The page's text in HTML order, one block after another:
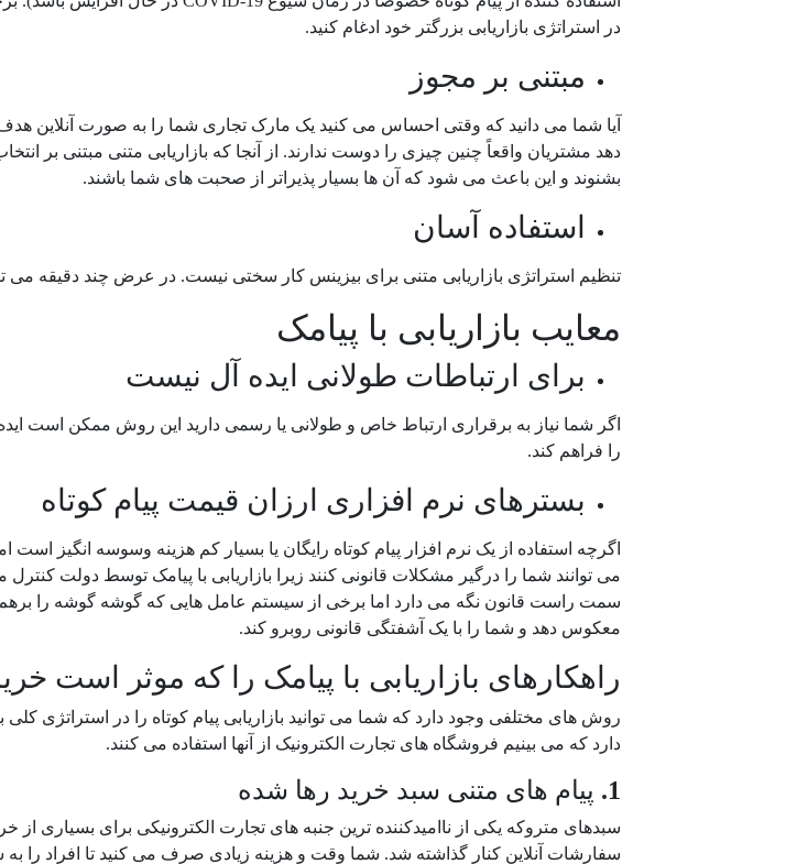
در استراتژی بازاریابی بزرگتر خود ادغام کنید.
مبتنی بر مجوز
آیا شما می دانید که وقتی احساس می کنید یک مارک تجاری شما را به صورت
دهد مشتریان واقعاً چنین چیزی را دوست ندارند. از آنجا که بازاریابی متنی مبتنی بر
بشنوند و این باعث می شود که آن ها بسیار پذیراتر از صحبت های شما باشند.
استفاده آسان
تنظیم استراتژی بازاریابی متنی برای بیزینس کار سختی نیست. در عرض چند دقیقه می
معایب بازاریابی با پیامک
برای ارتباطات طولانی ایده آل نیست
اگر شما نیاز به برقراری ارتباط خاص و طولانی یا رسمی دارید این روش ممکن است
را فراهم کند.
بسترهای نرم افزاری ارزان قیمت پیام کوتاه
اگرچه استفاده از یک نرم افزار پیام کوتاه رایگان یا بسیار کم هزینه وسوسه انگیز
می توانند شما را درگیر مشکلات قانونی کنند زیرا بازاریابی با پیامک توسط دولت
سمت راست قانون نگه می دارد اما برخی از سیستم عامل هایی که گوشه گوشه را برهم
معکوس دهد و شما را با یک آشفتگی قانونی روبرو کند.
راهکارهای بازاریابی با پیامک را که موثر است
روش های مختلفی وجود دارد که شما می توانید بازاریابی پیام کوتاه را در استراتژی کلی
دارد که می بینیم فروشگاه های تجارت الکترونیک از آنها استفاده می کنند.
1. پیام های متنی سبد خرید رها شده
سفارشات آنلاین کنار گذاشته شد. شما وقت و هزینه زیادی صرف می کنید تا افراد را به